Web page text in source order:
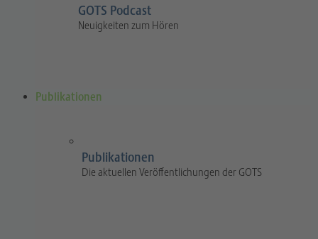
GOTS Podcast
Neuigkeiten zum Hören
Publikationen
Publikationen
Die aktuellen Veröffentlichungen der GOTS